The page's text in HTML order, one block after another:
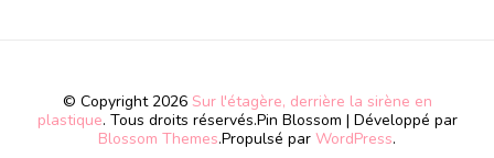
© Copyright 2026 Sur l'étagère, derrière la sirène en
plastique. Tous droits réservés.Pin Blossom | Développé par
Blossom Themes.Propulsé par WordPress.